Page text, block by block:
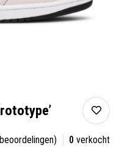
0 verkocht